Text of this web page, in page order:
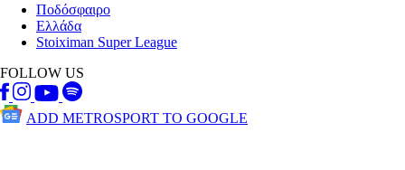
Ποδόσφαιρο
Ελλάδα
Stoiximan Super League
FOLLOW US
ADD METROSPORT TO GOOGLE